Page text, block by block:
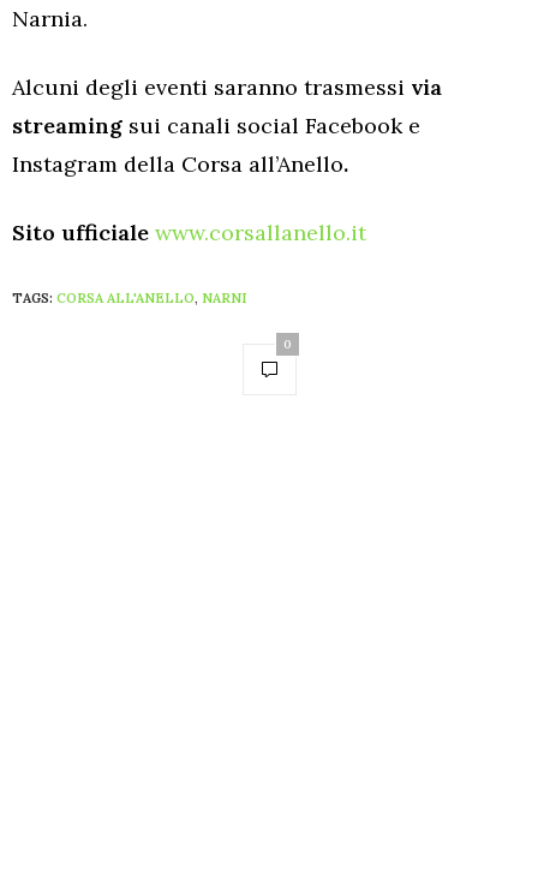
Narnia.
Alcuni degli eventi saranno trasmessi via
streaming sui canali social Facebook e
Instagram della Corsa all’Anello.
Sito ufficiale www.corsallanello.it
TAGS: CORSA ALL'ANELLO, NARNI
0